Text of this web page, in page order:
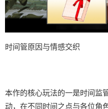
时间管原因与情感交织
本作的核心玩法的一是时间
动，在不同时间之点与各位角